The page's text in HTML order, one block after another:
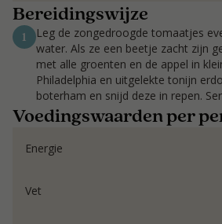
Bereidingswijze
1
Leg de zongedroogde tomaatjes
water. Als ze een beetje zacht zijn
met alle groenten en de appel in
Philadelphia en uitgelekte tonijn
boterham en snijd deze in repen.
Voedingswaarden per
Energie
Vet